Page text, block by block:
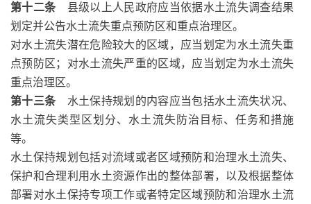
第十二条 县级以上人民政府应当依据水土流失调查结果
划定并公告水土流失重点预防区和重点治理区。
对水土流失潜在危险较大的区域，应当划定为水土流失重
点预防区；对水土流失严重的区域，应当划定为水土流失
重点治理区。
第十三条 水土保持规划的内容应当包括水土流失状况、
水土流失类型区划分、水土流失防治目标、任务和措施
等。
水土保持规划包括对流域或者区域预防和治理水土流失、
保护和合理利用水土资源作出的整体部署，以及根据整体
部署对水土保持专项工作或者特定区域预防和治理水土流